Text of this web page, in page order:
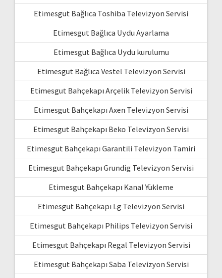
Etimesgut Bağlıca Toshiba Televizyon Servisi
Etimesgut Bağlıca Uydu Ayarlama
Etimesgut Bağlıca Uydu kurulumu
Etimesgut Bağlıca Vestel Televizyon Servisi
Etimesgut Bahçekapı Arçelik Televizyon Servisi
Etimesgut Bahçekapı Axen Televizyon Servisi
Etimesgut Bahçekapı Beko Televizyon Servisi
Etimesgut Bahçekapı Garantili Televizyon Tamiri
Etimesgut Bahçekapı Grundig Televizyon Servisi
Etimesgut Bahçekapı Kanal Yükleme
Etimesgut Bahçekapı Lg Televizyon Servisi
Etimesgut Bahçekapı Philips Televizyon Servisi
Etimesgut Bahçekapı Regal Televizyon Servisi
Etimesgut Bahçekapı Saba Televizyon Servisi